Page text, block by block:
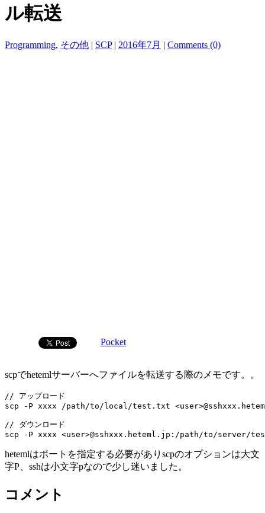
ル転送
Programming, その他 | SCP| 2016年7月 | Comments (0)
Pocket
scpでhetemlサーバーへファイルを転送する際のメモです。。
// アップロード
scp -P xxxx /path/to/local/test.txt
// ダウンロード
hetemlはポートを指定する必要がありscpのオプションは大文
字P、sshは小文字pなので少し迷いました。
コメント